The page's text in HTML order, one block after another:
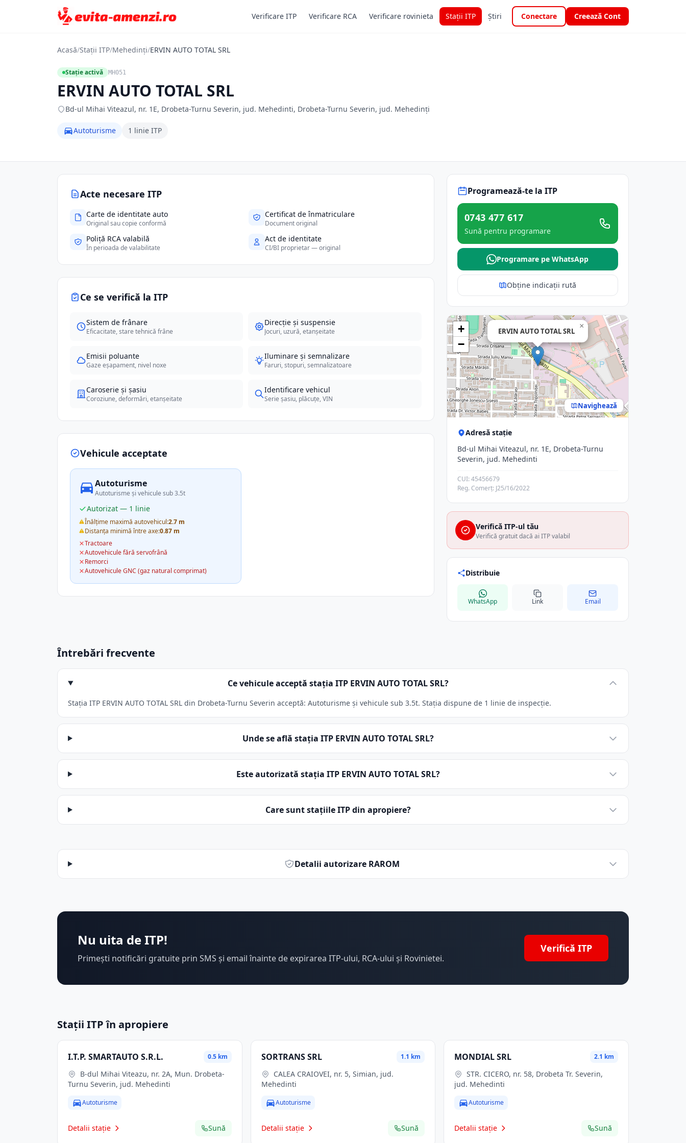
Verificare ITP Verificare RCA Verificare rovinieta Stații ITP Știri Conectare Creează Cont
Acasă/Stații ITP/Mehedinți/ERVIN AUTO TOTAL SRL
Stație activă MH051
ERVIN AUTO TOTAL SRL
Bd-ul Mihai Viteazul, nr. 1E, Drobeta-Turnu Severin, jud. Mehedinti, Drobeta-Turnu Severin, jud. Mehedinți
Autoturisme 1 linie ITP
Acte necesare ITP
Carte de identitate auto
Original sau copie conformă
Certificat de înmatriculare
Document original
Poliță RCA valabilă
În perioada de valabilitate
Act de identitate
CI/BI proprietar — original
Ce se verifică la ITP
Sistem de frânare
Eficacitate, stare tehnică frâne
Direcție și suspensie
Jocuri, uzură, etanșeitate
Emisii poluante
Gaze eșapament, nivel noxe
Iluminare și semnalizare
Faruri, stopuri, semnalizatoare
Caroserie și șasiu
Coroziune, deformări, etanșeitate
Identificare vehicul
Serie șasiu, plăcuțe, VIN
Vehicule acceptate
Autoturisme
Autoturisme și vehicule sub 3.5t
Autorizat — 1 linie
Înălțime maximă autovehicul:2.7 m
Distanța minimă între axe:0.87 m
Tractoare
Autovehicule fără servofrână
Remorci
Autovehicule GNC (gaz natural comprimat)
Programează-te la ITP
0743 477 617
Sună pentru programare
Programare pe WhatsApp
Obține indicații rută
ERVIN AUTO TOTAL SRL
×
+
−
Navighează
Adresă stație
Bd-ul Mihai Viteazul, nr. 1E, Drobeta-Turnu
Severin, jud. Mehedinti
CUI: 45456679
Reg. Comerț: J25/16/2022
Verifică ITP-ul tău
Verifică gratuit dacă ai ITP valabil
Distribuie
WhatsApp Link Email
Întrebări frecvente
Ce vehicule acceptă stația ITP ERVIN AUTO TOTAL SRL?
Stația ITP ERVIN AUTO TOTAL SRL din Drobeta-Turnu Severin acceptă: Autoturisme și vehicule sub 3.5t. Stația dispune de 1 linie de inspecție.
Unde se află stația ITP ERVIN AUTO TOTAL SRL?
Este autorizată stația ITP ERVIN AUTO TOTAL SRL?
Care sunt stațiile ITP din apropiere?
Detalii autorizare RAROM
Nu uita de ITP!
Primești notificări gratuite prin SMS și email înainte de expirarea ITP-ului, RCA-ului și Rovinietei.
Verifică ITP
Stații ITP în apropiere
I.T.P. SMARTAUTO S.R.L. 0.5 km
Turnu Severin, jud. Mehedinti
Autoturisme
Detalii stație Sună
SORTRANS SRL 1.1 km
Mehedinti
Autoturisme
Detalii stație Sună
MONDIAL SRL 2.1 km
STR. CICERO, nr. 58, Drobeta Tr. Severin,
jud. Mehedinti
Autoturisme
Detalii stație Sună